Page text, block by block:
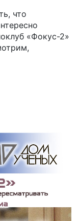
что
«Фокус-2»